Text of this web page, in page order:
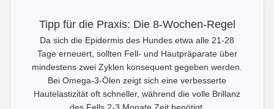
Tipp für die Praxis: Die 8-Wochen-Regel
Da sich die Epidermis des Hundes etwa alle 21-28
Tage erneuert, sollten Fell- und Hautpräparate über
mindestens zwei Zyklen konsequent gegeben werden.
Bei Omega-3-Ölen zeigt sich eine verbesserte
Hautelastizität oft schneller, während die volle Brillanz